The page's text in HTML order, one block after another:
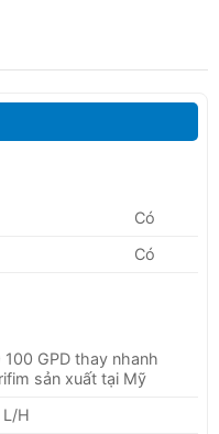
Có
Có
100 GPD thay nhanh
sản xuất tại Mỹ
H